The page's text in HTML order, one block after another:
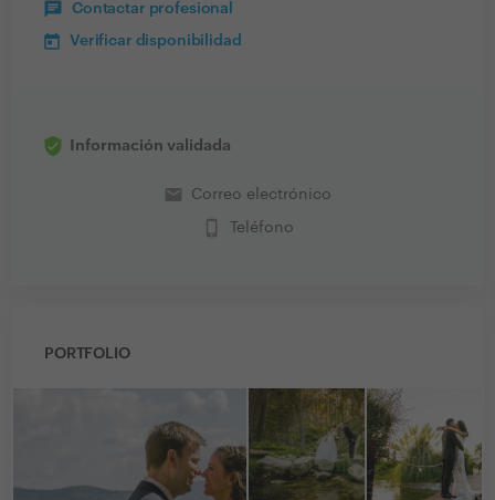
Contactar profesional
Verificar disponibilidad
Información validada
email Correo electrónico
phone_iphone Teléfono
PORTFOLIO